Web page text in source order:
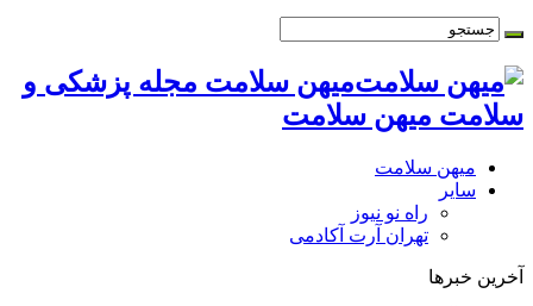
میهن سلامت مجله پزشکی و
سلامت میهن سلامت
میهن سلامت
سایر
راه نو نیوز
تهران آرت آکادمی
آخرین خبرها